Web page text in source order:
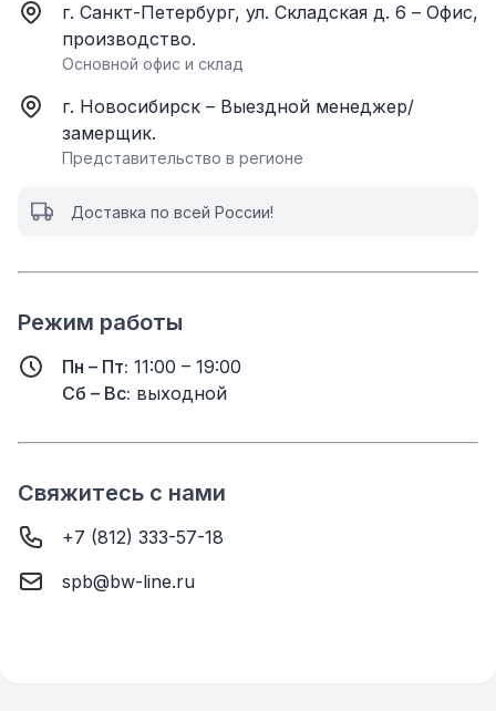
г. Санкт-Петербург, ул. Складская д. 6 – Офис,
производство.
Основной офис и склад
г. Новосибирск – Выездной менеджер/
замерщик.
Представительство в регионе
Доставка по всей России!
Режим работы
Пн – Пт: 11:00 – 19:00
Сб – Вс: выходной
Свяжитесь с нами
+7 (812) 333-57-18
spb@bw-line.ru